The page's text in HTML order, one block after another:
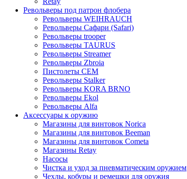
Револьверы под патрон флобера
Револьверы WEIHRAUCH
Револьверы Сафари (Safari)
Револьверы trooper
Револьверы TAURUS
Револьверы Streamer
Револьверы Zbroia
Пистолеты СЕМ
Револьверы Stalker
Револьверы KORA BRNO
Револьверы Ekol
Револьверы Alfa
Аксессуары к оружию
Магазины для винтовок Norica
Магазины для винтовок Beeman
Магазины для винтовок Cometa
Магазины Retay
Насосы
Чистка и уход за пневматическим оружием
Чехлы, кобуры и ремешки для оружия